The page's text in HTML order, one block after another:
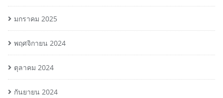
มกราคม 2025
พฤศจิกายน 2024
ตุลาคม 2024
กันยายน 2024